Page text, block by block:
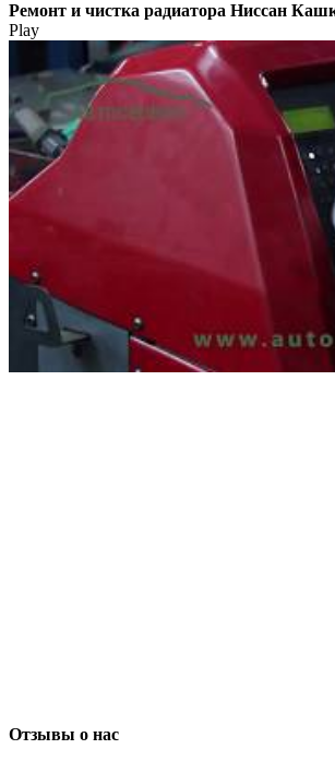
Ремонт и чистка радиатора Ниссан
Play
Отзывы о нас